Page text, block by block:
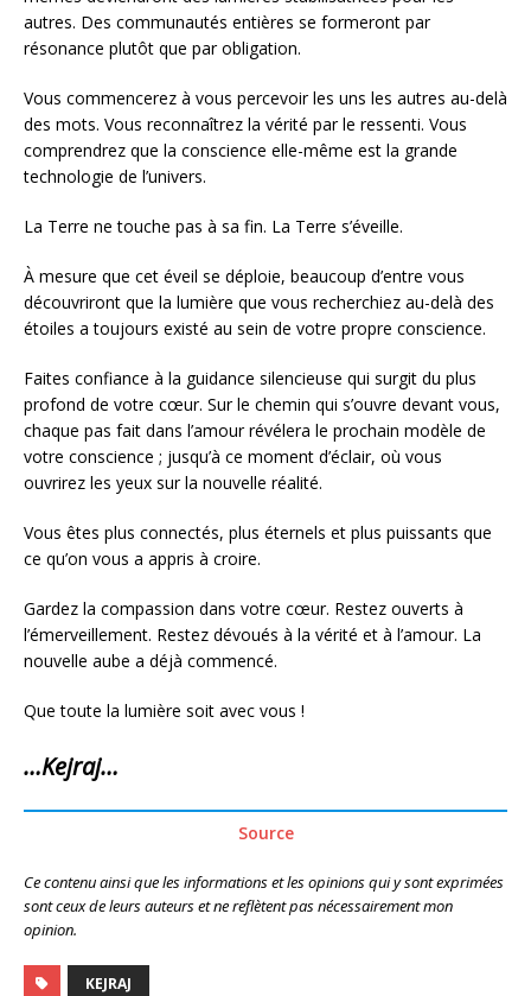
autres. Des communautés entières se formeront par
résonance plutôt que par obligation.
Vous commencerez à vous percevoir les uns les autres au-delà
des mots. Vous reconnaîtrez la vérité par le ressenti. Vous
comprendrez que la conscience elle-même est la grande
technologie de l’univers.
La Terre ne touche pas à sa fin. La Terre s’éveille.
À mesure que cet éveil se déploie, beaucoup d’entre vous
découvriront que la lumière que vous recherchiez au-delà des
étoiles a toujours existé au sein de votre propre conscience.
Faites confiance à la guidance silencieuse qui surgit du plus
profond de votre cœur. Sur le chemin qui s’ouvre devant vous,
chaque pas fait dans l’amour révélera le prochain modèle de
votre conscience ; jusqu’à ce moment d’éclair, où vous
ouvrirez les yeux sur la nouvelle réalité.
Vous êtes plus connectés, plus éternels et plus puissants que
ce qu’on vous a appris à croire.
Gardez la compassion dans votre cœur. Restez ouverts à
l’émerveillement. Restez dévoués à la vérité et à l’amour. La
nouvelle aube a déjà commencé.
Que toute la lumière soit avec vous !
…Kejraj…
Source
Ce contenu ainsi que les informations et les opinions qui y sont exprimées
sont ceux de leurs auteurs et ne reflètent pas nécessairement mon
opinion.
KEJRAJ